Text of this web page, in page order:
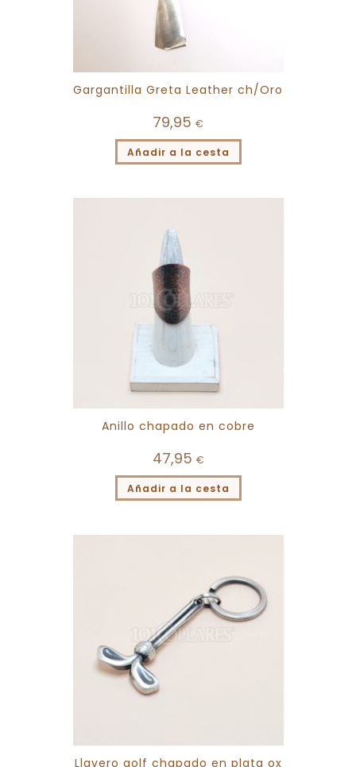
Gargantilla Greta Leather ch/Oro
79,95 €
Añadir a la cesta
Anillo chapado en cobre
47,95 €
Añadir a la cesta
Llavero golf chapado en plata ox